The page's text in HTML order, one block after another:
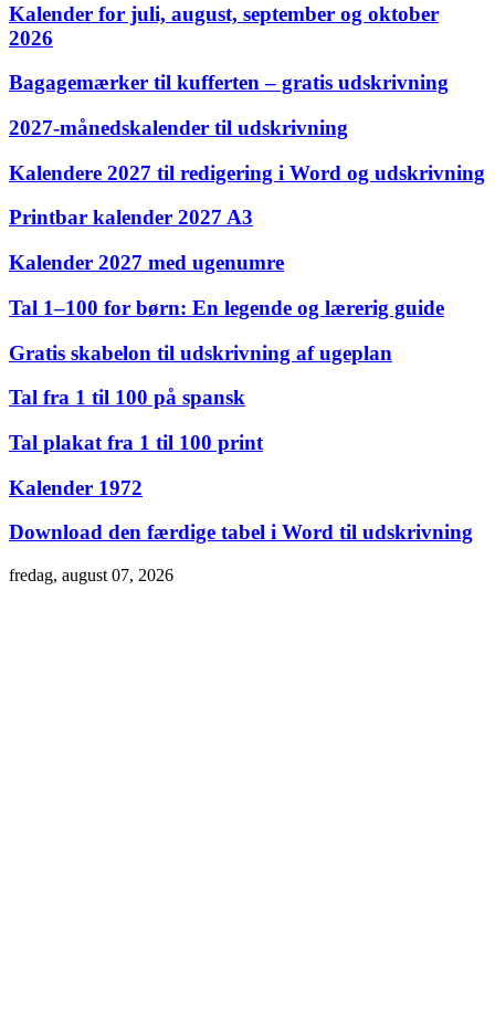
Kalender for juli, august, september og oktober
2026
Bagagemærker til kufferten – gratis udskrivning
2027‑månedskalender til udskrivning
Kalendere 2027 til redigering i Word og udskrivning
Printbar kalender 2027 A3
Kalender 2027 med ugenumre
Tal 1–100 for børn: En legende og lærerig guide
Gratis skabelon til udskrivning af ugeplan
Tal fra 1 til 100 på spansk
Tal plakat fra 1 til 100 print
Kalender 1972
Download den færdige tabel i Word til udskrivning
fredag, august 07, 2026